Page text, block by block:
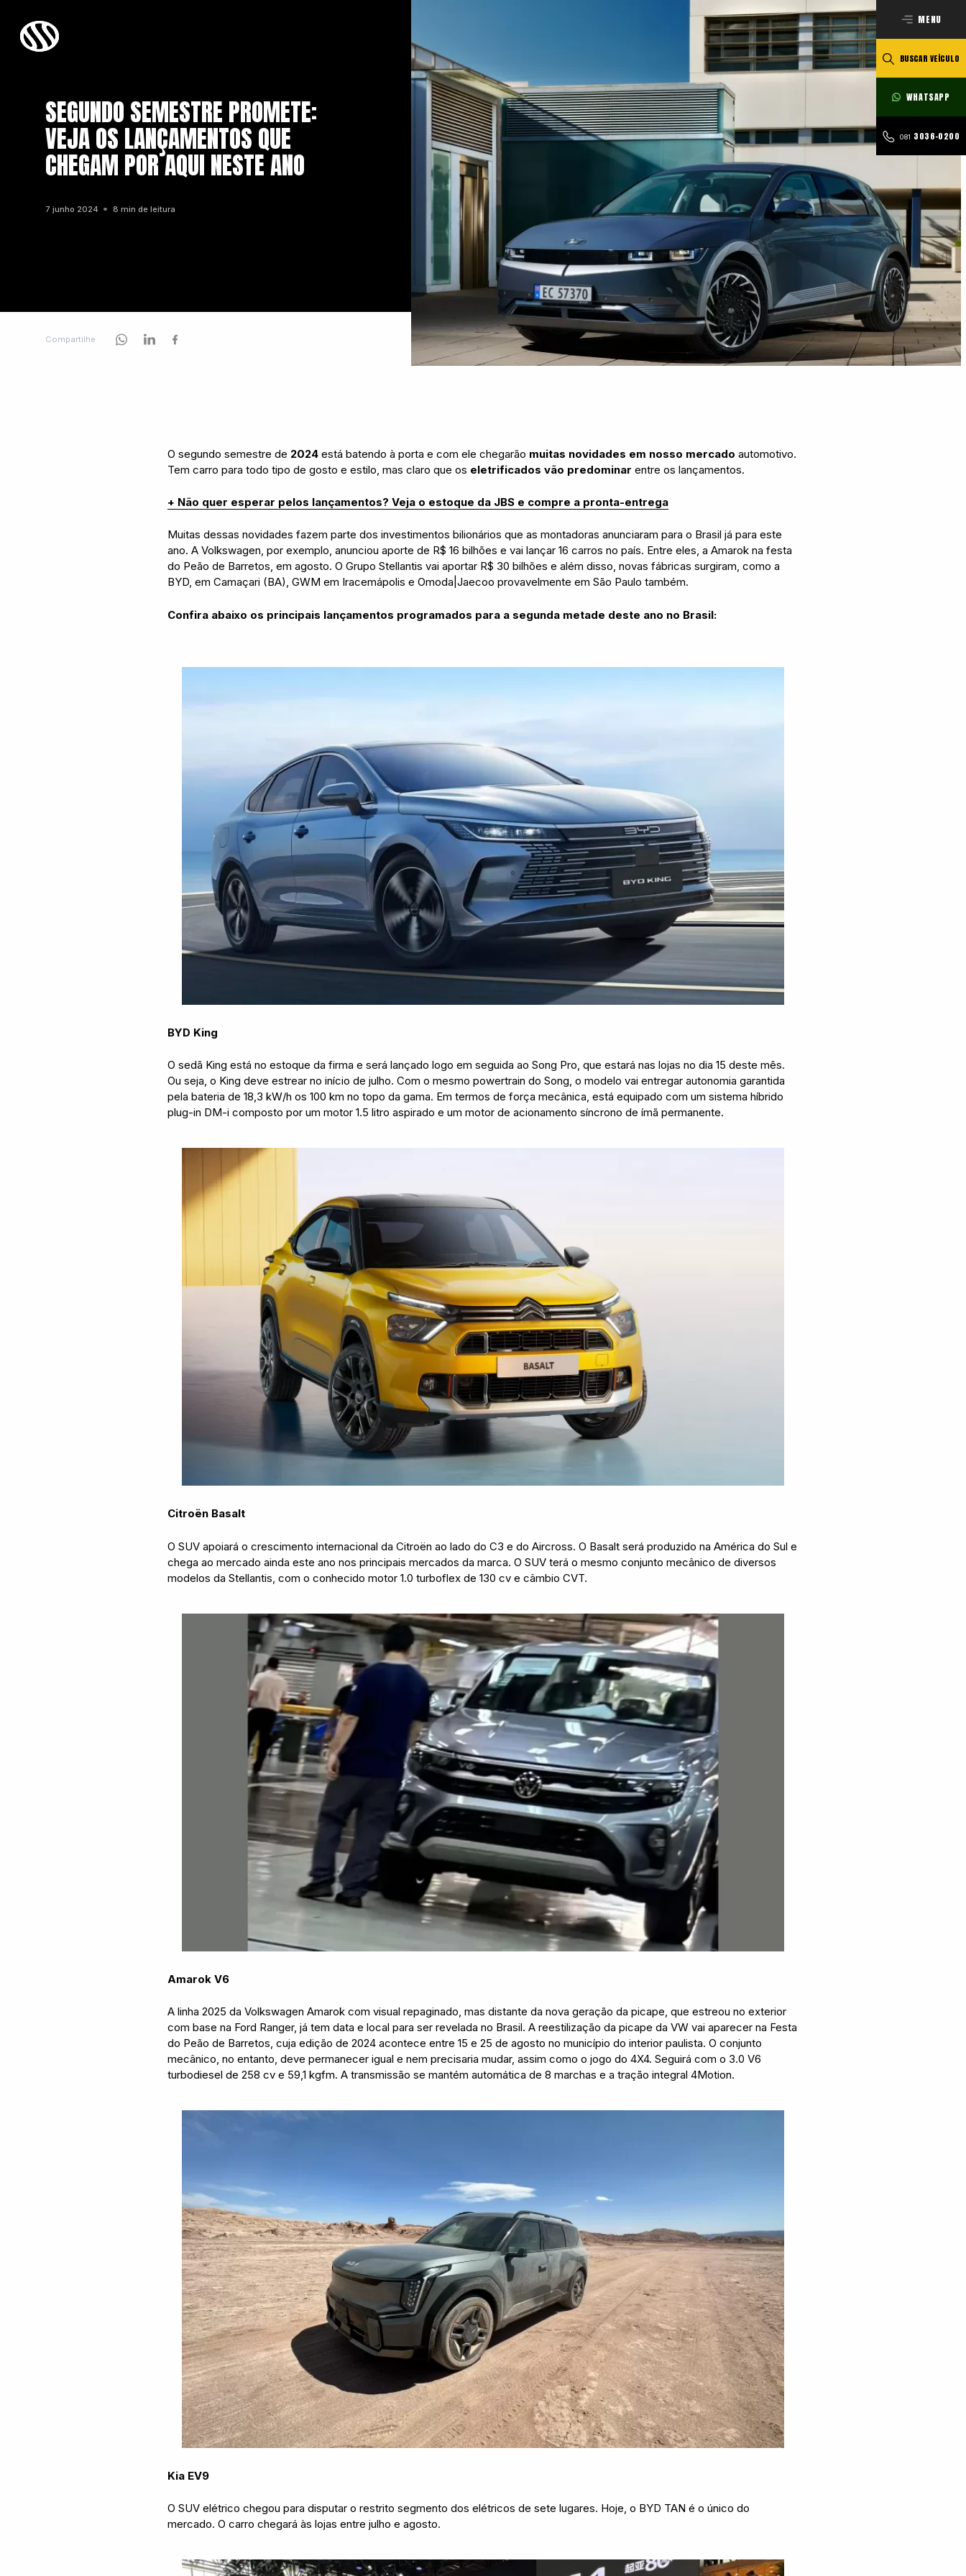
MENU
BUSCAR VEÍCULO
WHATSAPP
081 3036-0200
SEGUNDO SEMESTRE PROMETE:
VEJA OS LANÇAMENTOS QUE
CHEGAM POR AQUI NESTE ANO
7 junho 2024 8 min de leitura
Compartilhe
O segundo semestre de 2024está batendo à porta e com ele chegarão muitas novidades em nosso mercadoautomotivo.
Tem carro para todo tipo de gosto e estilo, mas claro que os eletrificados vão predominar entre os lançamentos.
+ Não quer esperar pelos lançamentos? Veja o estoque da JBS e compre a pronta-entrega
Muitas dessas novidades fazem parte dos investimentos bilionários que as montadoras anunciaram para o Brasil já para este
ano. A Volkswagen, por exemplo, anunciou aporte de R$ 16 bilhões e vai lançar 16 carros no país. Entre eles, a Amarok na festa
do Peão de Barretos, em agosto. O Grupo Stellantis vai aportar R$ 30 bilhões e além disso, novas fábricas surgiram, como a
BYD, em Camaçari (BA), GWM em Iracemápolis e Omoda|Jaecoo provavelmente em São Paulo também.
Confira abaixo os principais lançamentos programados para a segunda metade deste ano no Brasil:
BYD King
O sedã King está no estoque da firma e será lançado logo em seguida ao Song Pro, que estará nas lojas no dia 15 deste mês.
Ou seja, o King deve estrear no início de julho. Com o mesmo powertrain do Song, o modelo vai entregar autonomia garantida
pela bateria de 18,3 kW/h os 100 km no topo da gama. Em termos de força mecânica, está equipado com um sistema híbrido
plug-in DM-i composto por um motor 1.5 litro aspirado e um motor de acionamento síncrono de ímã permanente.
Citroën Basalt
O SUV apoiará o crescimento internacional da Citroën ao lado do C3 e do Aircross. O Basalt será produzido na América do Sul e
chega ao mercado ainda este ano nos principais mercados da marca. O SUV terá o mesmo conjunto mecânico de diversos
modelos da Stellantis, com o conhecido motor 1.0 turboflex de 130 cv e câmbio CVT.
Amarok V6
A linha 2025 da Volkswagen Amarok com visual repaginado, mas distante da nova geração da picape, que estreou no exterior
com base na Ford Ranger, já tem data e local para ser revelada no Brasil. A reestilização da picape da VW vai aparecer na Festa
do Peão de Barretos, cuja edição de 2024 acontece entre 15 e 25 de agosto no município do interior paulista. O conjunto
mecânico, no entanto, deve permanecer igual e nem precisaria mudar, assim como o jogo do 4X4. Seguirá com o 3.0 V6
turbodiesel de 258 cv e 59,1 kgfm. A transmissão se mantém automática de 8 marchas e a tração integral 4Motion.
Kia EV9
O SUV elétrico chegou para disputar o restrito segmento dos elétricos de sete lugares. Hoje, o BYD TAN é o único do
mercado. O carro chegará às lojas entre julho e agosto.